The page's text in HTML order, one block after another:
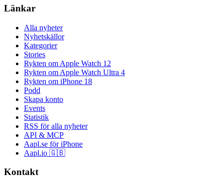
Länkar
Alla nyheter
Nyhetskällor
Kategorier
Stories
Rykten om Apple Watch 12
Rykten om Apple Watch Ultra 4
Rykten om iPhone 18
Podd
Skapa konto
Events
Statistik
RSS för alla nyheter
API & MCP
Aapl.se för iPhone
Aapl.io 🇬🇧
Kontakt